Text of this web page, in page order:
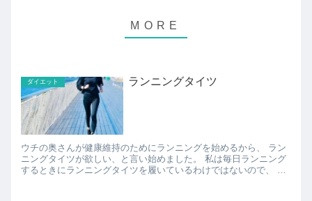
ダイエット ランニングタイツ
ウチの奥さんが健康維持のためにランニングを始めるから、 ラン
ニングタイツが欲しい、と言い始めました。 私は毎日ランニング
するときにランニングタイツを履いているわけではないので、 ど